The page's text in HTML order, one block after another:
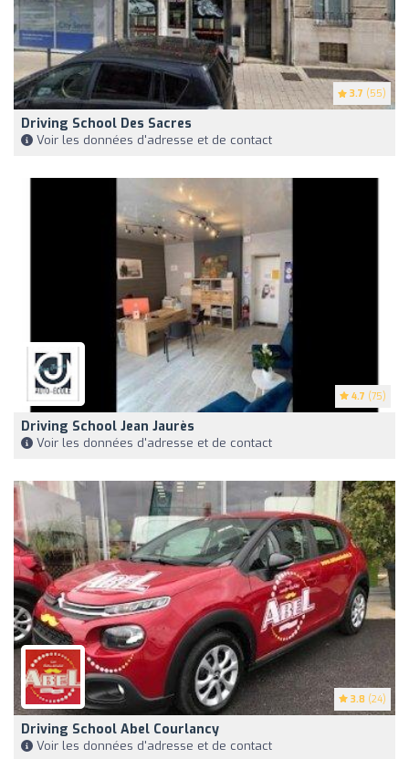
3.7 (55)
Driving School Des Sacres
Voir les données d'adresse et de contact
4.7 (75)
Driving School Jean Jaurès
Voir les données d'adresse et de contact
3.8 (24)
Driving School Abel Courlancy
Voir les données d'adresse et de contact